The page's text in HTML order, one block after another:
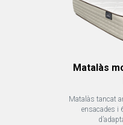
Matalàs
Matalàs tancat
ensacades i